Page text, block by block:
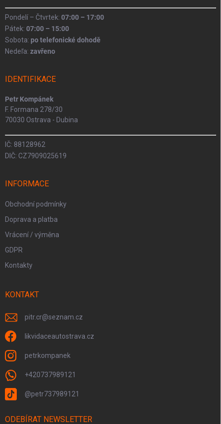
Pondelí – Čtvrtek: 07:00 – 17:00
Pátek: 07:00 – 15:00
Sobota: po telefonické dohodě
Nedeľa: zavřeno
IDENTIFIKACE
Petr Kompánek
F. Formana 278/30
70030 Ostrava - Dubina
IČ: 88128962
DIČ: CZ7909025619
INFORMACE
Obchodní podmínky
Doprava a platba
Vrácení / výměna
GDPR
Kontakty
KONTAKT
pitr.cr@seznam.cz
likvidaceautostrava.cz
petrkompanek
+420737989121
@petr737989121
ODEBÍRAT NEWSLETTER